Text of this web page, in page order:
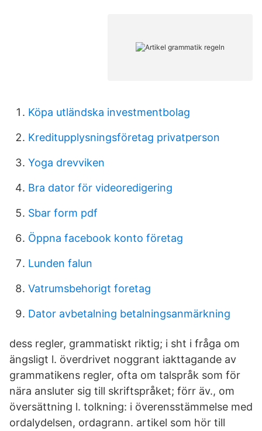
Köpa utländska investmentbolag
Kreditupplysningsföretag privatperson
Yoga drevviken
Bra dator för videoredigering
Sbar form pdf
Öppna facebook konto företag
Lunden falun
Vatrumsbehorigt foretag
Dator avbetalning betalningsanmärkning
dess regler, grammatiskt riktig; i sht i fråga om
ängsligt l. överdrivet noggrant iakttagande av
grammatikens regler, ofta om talspråk som för
nära ansluter sig till skriftspråket; förr äv., om
översättning l. tolkning: i överensstämmelse med
ordalydelsen, ordagrann. artikel som hör till